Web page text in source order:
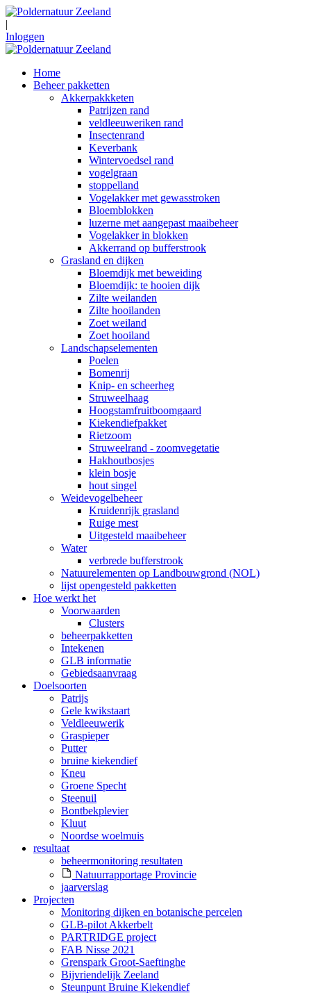
|
Inloggen
Home
Beheer pakketten
Akkerpakkketen
Patrijzen rand
veldleeuweriken rand
Insectenrand
Keverbank
Wintervoedsel rand
vogelgraan
stoppelland
Vogelakker met gewasstroken
Bloemblokken
luzerne met aangepast maaibeheer
Vogelakker in blokken
Akkerrand op bufferstrook
Grasland en dijken
Bloemdijk met beweiding
Bloemdijk: te hooien dijk
Zilte weilanden
Zilte hooilanden
Zoet weiland
Zoet hooiland
Landschapselementen
Poelen
Bomenrij
Knip- en scheerheg
Struweelhaag
Hoogstamfruitboomgaard
Kiekendiefpakket
Rietzoom
Struweelrand - zoomvegetatie
Hakhoutbosjes
klein bosje
hout singel
Weidevogelbeheer
Kruidenrijk grasland
Ruige mest
Uitgesteld maaibeheer
Water
verbrede bufferstrook
Natuurelementen op Landbouwgrond (NOL)
lijst opengesteld pakketten
Hoe werkt het
Voorwaarden
Clusters
beheerpakketten
Intekenen
GLB informatie
Gebiedsaanvraag
Doelsoorten
Patrijs
Gele kwikstaart
Veldleeuwerik
Graspieper
Putter
bruine kiekendief
Kneu
Groene Specht
Steenuil
Bontbekplevier
Kluut
Noordse woelmuis
resultaat
beheermonitoring resultaten
Natuurrapportage Provincie
jaarverslag
Projecten
Monitoring dijken en botanische percelen
GLB-pilot Akkerbelt
PARTRIDGE project
FAB Nisse 2021
Grenspark Groot-Saeftinghe
Bijvriendelijk Zeeland
Steunpunt Bruine Kiekendief